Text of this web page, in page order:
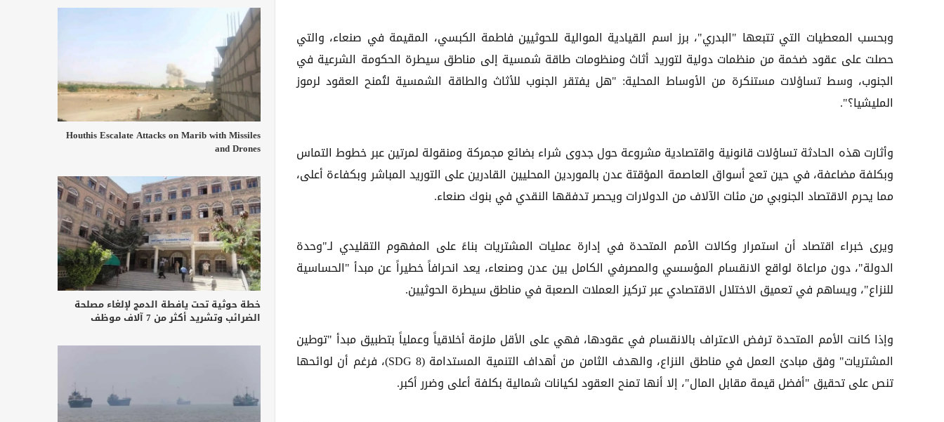
وبحسب المعطيات التي تتبعها "البدري"، برز اسم القيادية الموالية للحوثيين فاطمة الكبسي، المقيمة في صنعاء، والتي
حصلت على عقود ضخمة من منظمات دولية لتوريد أثاث ومنظومات طاقة شمسية إلى مناطق سيطرة الحكومة الشرعية في
الجنوب، وسط تساؤلات مستنكرة من الأوساط المحلية: "هل يفتقر الجنوب للأثاث والطاقة الشمسية لتُمنح العقود لرموز
المليشيا؟".
وأثارت هذه الحادثة تساؤلات قانونية واقتصادية مشروعة حول جدوى شراء بضائع مجمركة ومنقولة لمرتين عبر خطوط التماس
وبكلفة مضاعفة، في حين تعج أسواق العاصمة المؤقتة عدن بالموردين المحليين القادرين على التوريد المباشر وبكفاءة أعلى،
مما يحرم الاقتصاد الجنوبي من مئات الآلاف من الدولارات ويحصر تدفقها النقدي في بنوك صنعاء.
ويرى خبراء اقتصاد أن استمرار وكالات الأمم المتحدة في إدارة عمليات المشتريات بناءً على المفهوم التقليدي لـ"وحدة
الدولة"، دون مراعاة لواقع الانقسام المؤسسي والمصرفي الكامل بين عدن وصنعاء، يعد انحرافاً خطيراً عن مبدأ "الحساسية
للنزاع"، ويساهم في تعميق الاختلال الاقتصادي عبر تركيز العملات الصعبة في مناطق سيطرة الحوثيين.
وإذا كانت الأمم المتحدة ترفض الاعتراف بالانقسام في عقودها، فهي على الأقل ملزمة أخلاقياً وعملياً بتطبيق مبدأ "توطين
المشتريات" وفق مبادئ العمل في مناطق النزاع، والهدف الثامن من أهداف التنمية المستدامة (SDG 8)، فرغم أن لوائحها
تنص على تحقيق "أفضل قيمة مقابل المال"، إلا أنها تمنح العقود لكيانات شمالية بكلفة أعلى وضرر أكبر.
Houthis Escalate Attacks on Marib with Missiles
and Drones
خطة حوثية تحت يافطة الدمج لإلغاء مصلحة
الضرائب وتشريد أكثر من 7 آلاف موظف